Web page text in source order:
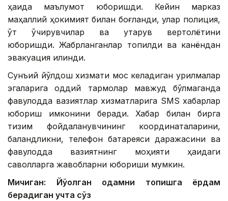
ҳақида маълумот юборишди. Кейин марказ
маҳаллий ҳокимият билан боғланди, улар полиция,
ўт ўчирувчилар ва қутқарув вертолётини
юборишди. Жабрланганлар топилди ва канёндан
эвакуация қилинди.
Сунъий йўлдош хизмати мос келадиган қурилмалар
эгаларига оддий тармоқлар мавжуд бўлмаганда
фавқулодда вазиятлар хизматларига SМS хабарлар
юбориш имконини беради. Хабар билан бирга
тизим фойдаланувчининг координаталарини,
баландликни, телефон батареяси даражасини ва
фавқулодда вазиятнинг моҳияти ҳақидаги
саволларга жавобларни юбориши мумкин.
Мичиган: Йўқолган одамни топишга ёрдам
берадиган учта сўз